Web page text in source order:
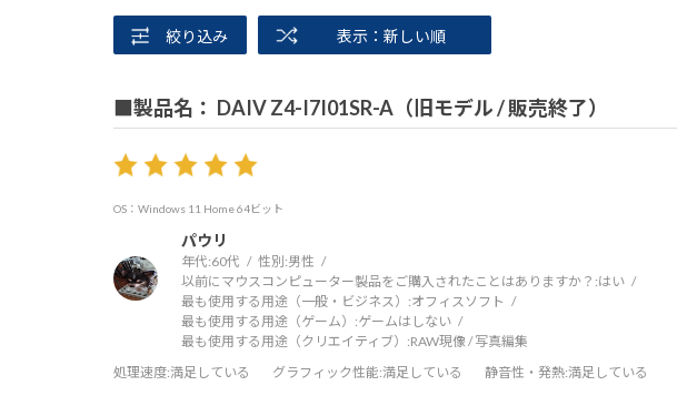
絞り込み 表示：新しい順
■製品名： DAIV Z4-I7I01SR-A（旧モデル / 販売終了）
OS：Windows 11 Home 64ビット
パウリ
年代:60代 性別:男性
以前にマウスコンピューター製品をご購入されたことはありますか？:はい
最も使用する用途（一般・ビジネス）:オフィスソフト
最も使用する用途（ゲーム）:ゲームはしない
最も使用する用途（クリエイティブ）:RAW現像 / 写真編集
処理速度:満足している グラフィック性能:満足している 静音性・発熱:満足している